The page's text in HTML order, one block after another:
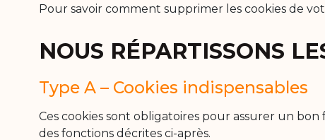
Pour savoir comment supprimer les cookies de
NOUS RÉPARTISSONS
Type A – Cookies indispensables
Ces cookies sont obligatoires pour assurer un
des fonctions décrites ci-après.